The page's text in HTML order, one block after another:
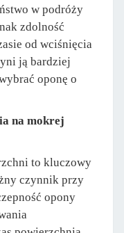
w podróży
zdolność
od wciśnięcia
ją bardziej
oponę o
na mokrej
to kluczowy
czynnik przy
opony